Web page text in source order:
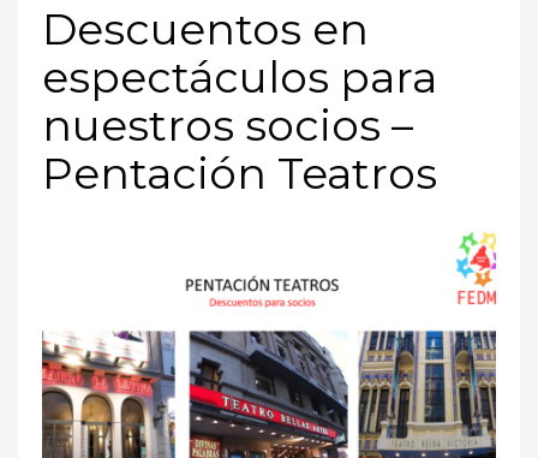
Descuentos en
espectáculos para
nuestros socios –
Pentación Teatros